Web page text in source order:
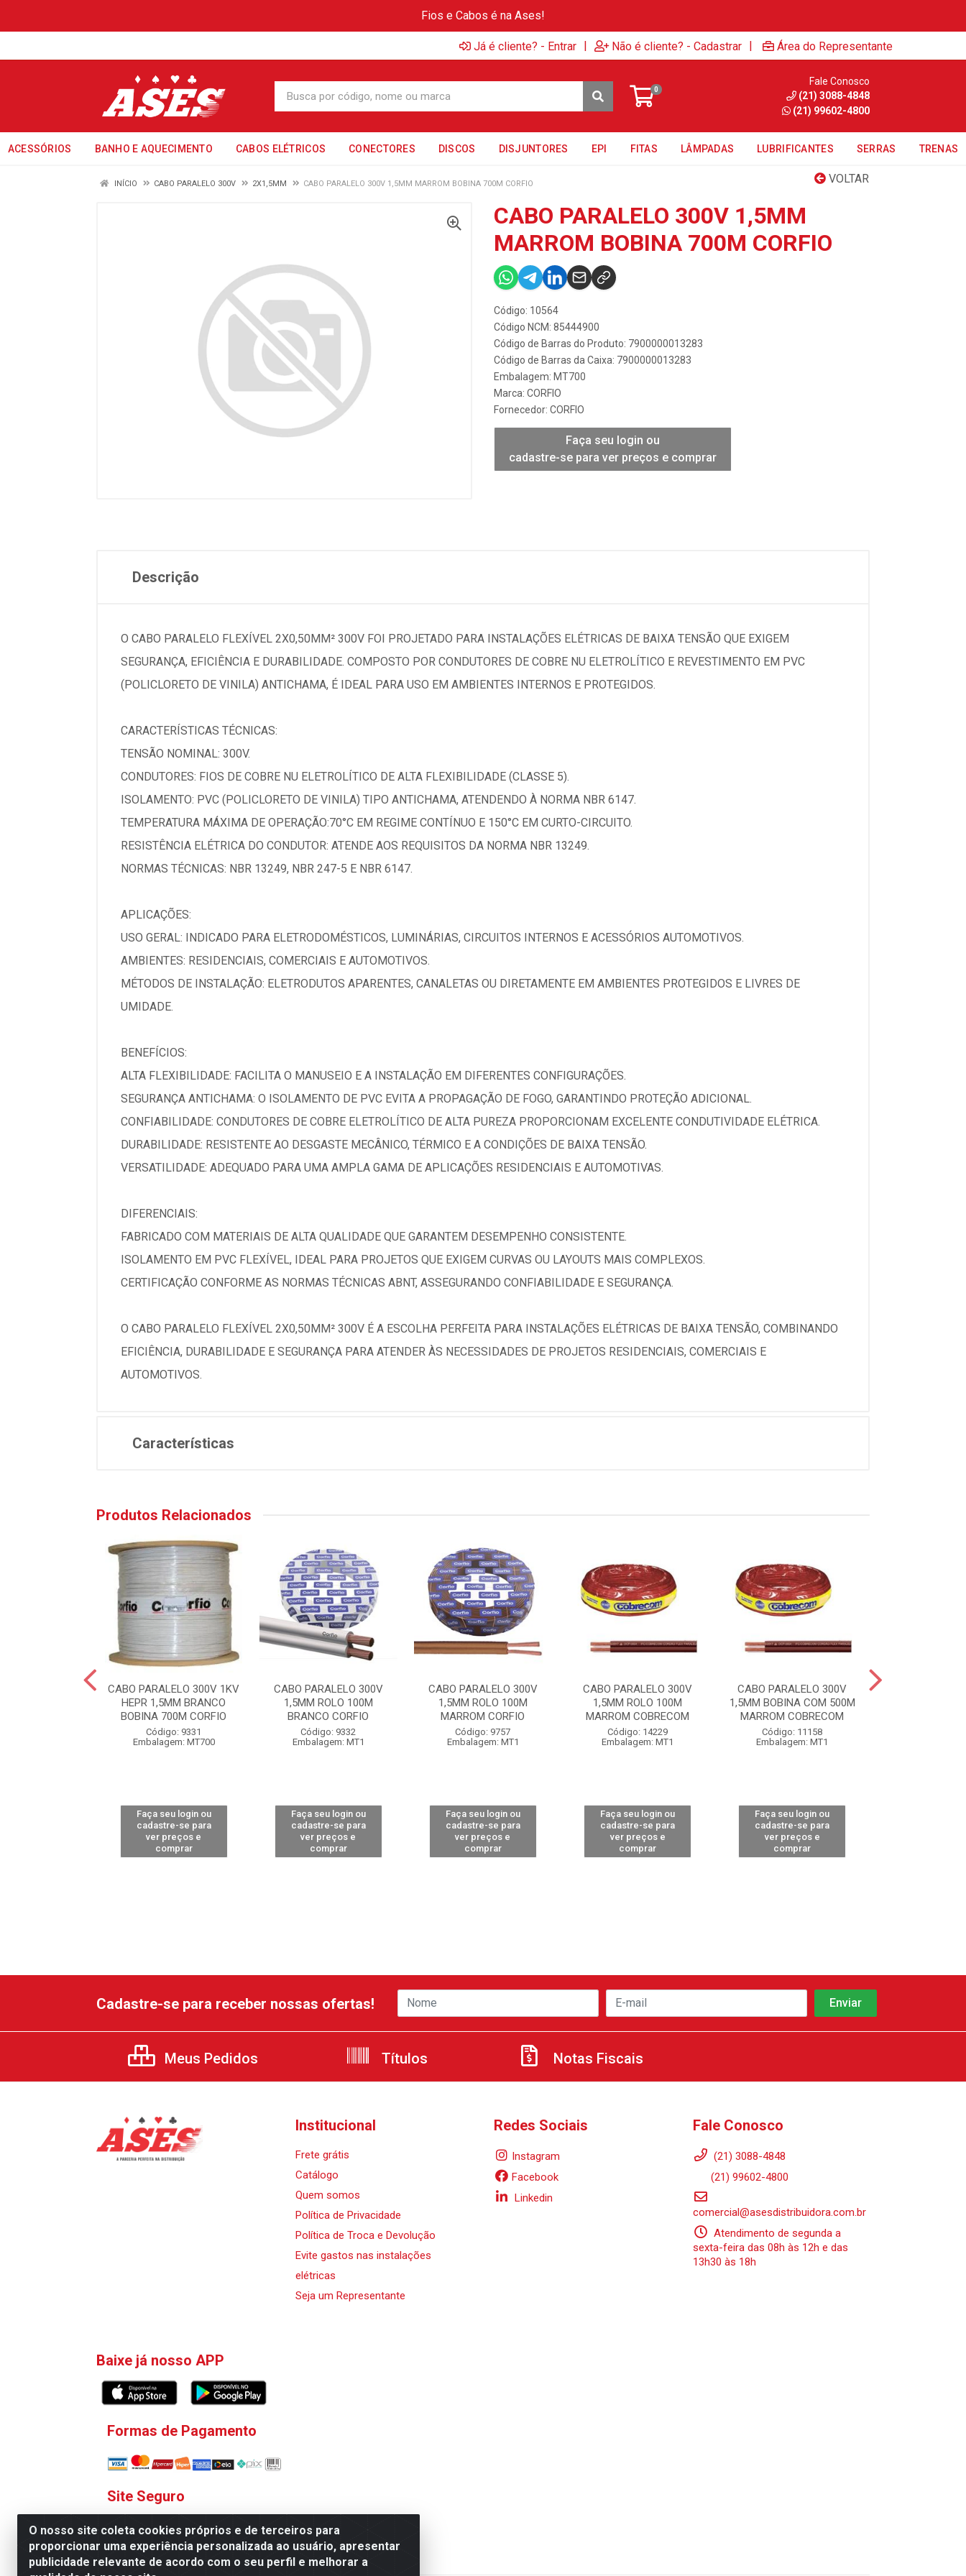
Fios e Cabos é na Ases!
Já é cliente? - Entrar | Não é cliente? - Cadastrar | Área do Representante
0
Fale Conosco
(21) 3088-4848
(21) 99602-4800
ACESSÓRIOS BANHO E AQUECIMENTO CABOS ELÉTRICOS CONECTORES DISCOS DISJUNTORES EPI FITAS LÂMPADAS LUBRIFICANTES SERRAS TRENAS
VOLTAR
INÍCIO CABO PARALELO 300V 2X1,5MM CABO PARALELO 300V 1,5MM MARROM BOBINA 700M CORFIO
CABO PARALELO 300V 1,5MM
MARROM BOBINA 700M CORFIO
Código: 10564
Código NCM: 85444900
Código de Barras do Produto: 7900000013283
Código de Barras da Caixa: 7900000013283
Embalagem: MT700
Marca: CORFIO
Fornecedor: CORFIO
Faça seu login ou
cadastre-se para ver preços e comprar
Descrição
O CABO PARALELO FLEXÍVEL 2X0,50MM² 300V FOI PROJETADO PARA INSTALAÇÕES ELÉTRICAS DE BAIXA TENSÃO QUE EXIGEM
SEGURANÇA, EFICIÊNCIA E DURABILIDADE. COMPOSTO POR CONDUTORES DE COBRE NU ELETROLÍTICO E REVESTIMENTO EM PVC
(POLICLORETO DE VINILA) ANTICHAMA, É IDEAL PARA USO EM AMBIENTES INTERNOS E PROTEGIDOS.
CARACTERÍSTICAS TÉCNICAS:
TENSÃO NOMINAL: 300V.
CONDUTORES: FIOS DE COBRE NU ELETROLÍTICO DE ALTA FLEXIBILIDADE (CLASSE 5).
ISOLAMENTO: PVC (POLICLORETO DE VINILA) TIPO ANTICHAMA, ATENDENDO À NORMA NBR 6147.
TEMPERATURA MÁXIMA DE OPERAÇÃO:70°C EM REGIME CONTÍNUO E 150°C EM CURTO-CIRCUITO.
RESISTÊNCIA ELÉTRICA DO CONDUTOR: ATENDE AOS REQUISITOS DA NORMA NBR 13249.
NORMAS TÉCNICAS: NBR 13249, NBR 247-5 E NBR 6147.
APLICAÇÕES:
USO GERAL: INDICADO PARA ELETRODOMÉSTICOS, LUMINÁRIAS, CIRCUITOS INTERNOS E ACESSÓRIOS AUTOMOTIVOS.
AMBIENTES: RESIDENCIAIS, COMERCIAIS E AUTOMOTIVOS.
MÉTODOS DE INSTALAÇÃO: ELETRODUTOS APARENTES, CANALETAS OU DIRETAMENTE EM AMBIENTES PROTEGIDOS E LIVRES DE
UMIDADE.
BENEFÍCIOS:
ALTA FLEXIBILIDADE: FACILITA O MANUSEIO E A INSTALAÇÃO EM DIFERENTES CONFIGURAÇÕES.
SEGURANÇA ANTICHAMA: O ISOLAMENTO DE PVC EVITA A PROPAGAÇÃO DE FOGO, GARANTINDO PROTEÇÃO ADICIONAL.
CONFIABILIDADE: CONDUTORES DE COBRE ELETROLÍTICO DE ALTA PUREZA PROPORCIONAM EXCELENTE CONDUTIVIDADE ELÉTRICA.
DURABILIDADE: RESISTENTE AO DESGASTE MECÂNICO, TÉRMICO E A CONDIÇÕES DE BAIXA TENSÃO.
VERSATILIDADE: ADEQUADO PARA UMA AMPLA GAMA DE APLICAÇÕES RESIDENCIAIS E AUTOMOTIVAS.
DIFERENCIAIS:
FABRICADO COM MATERIAIS DE ALTA QUALIDADE QUE GARANTEM DESEMPENHO CONSISTENTE.
ISOLAMENTO EM PVC FLEXÍVEL, IDEAL PARA PROJETOS QUE EXIGEM CURVAS OU LAYOUTS MAIS COMPLEXOS.
CERTIFICAÇÃO CONFORME AS NORMAS TÉCNICAS ABNT, ASSEGURANDO CONFIABILIDADE E SEGURANÇA.
O CABO PARALELO FLEXÍVEL 2X0,50MM² 300V É A ESCOLHA PERFEITA PARA INSTALAÇÕES ELÉTRICAS DE BAIXA TENSÃO, COMBINANDO
EFICIÊNCIA, DURABILIDADE E SEGURANÇA PARA ATENDER ÀS NECESSIDADES DE PROJETOS RESIDENCIAIS, COMERCIAIS E
AUTOMOTIVOS.
Características
Produtos Relacionados
CABO PARALELO 300V 1KV
HEPR 1,5MM BRANCO
BOBINA 700M CORFIO
Código: 9331
Embalagem: MT700
Faça seu login ou
cadastre-se para
ver preços e
comprar
CABO PARALELO 300V
1,5MM ROLO 100M
BRANCO CORFIO
Código: 9332
Embalagem: MT1
Faça seu login ou
cadastre-se para
ver preços e
comprar
CABO PARALELO 300V
1,5MM ROLO 100M
MARROM CORFIO
Código: 9757
Embalagem: MT1
Faça seu login ou
cadastre-se para
ver preços e
comprar
CABO PARALELO 300V
1,5MM ROLO 100M
MARROM COBRECOM
Código: 14229
Embalagem: MT1
Faça seu login ou
cadastre-se para
ver preços e
comprar
CABO PARALELO 300V
1,5MM BOBINA COM 500M
MARROM COBRECOM
Código: 11158
Embalagem: MT1
Faça seu login ou
cadastre-se para
ver preços e
comprar
O nosso site coleta cookies próprios e de terceiros para
proporcionar uma experiência personalizada ao usuário, apresentar
publicidade relevante de acordo com o seu perfil e melhorar a
Cadastre-se para receber nossas ofertas!
Meus Pedidos Títulos Notas Fiscais
Institucional
Frete grátis
Catálogo
Quem somos
Política de Privacidade
Política de Troca e Devolução
Evite gastos nas instalações
elétricas
Seja um Representante
Redes Sociais
Instagram
Facebook
Linkedin
Fale Conosco
(21) 3088-4848
(21) 99602-4800
comercial@asesdistribuidora.com.br
Atendimento de segunda a
sexta-feira das 08h às 12h e das
13h30 às 18h
Baixe já nosso APP
Formas de Pagamento
Site Seguro